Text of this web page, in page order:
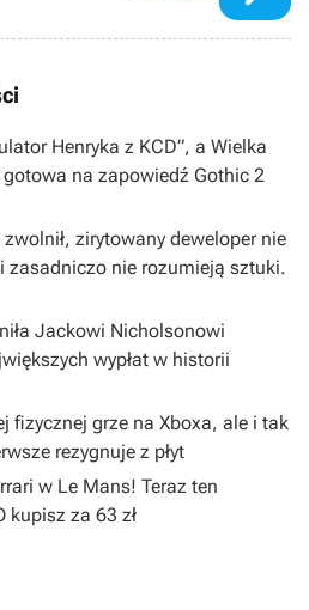
Henryka z KCD”, a Wielka
na zapowiedź Gothic 2
zirytowany deweloper nie
zasadniczo nie rozumieją sztuki.
Jackowi Nicholsonowi
wypłat w historii
fizycznej grze na Xboxa, ale i tak
rezygnuje z płyt
w Le Mans! Teraz ten
kupisz za 63 zł